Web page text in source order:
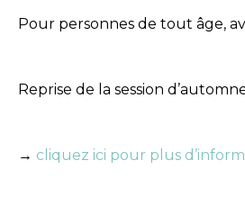
Pour personnes de tout âge,
Reprise de la session
→ cliquez ici pour plus